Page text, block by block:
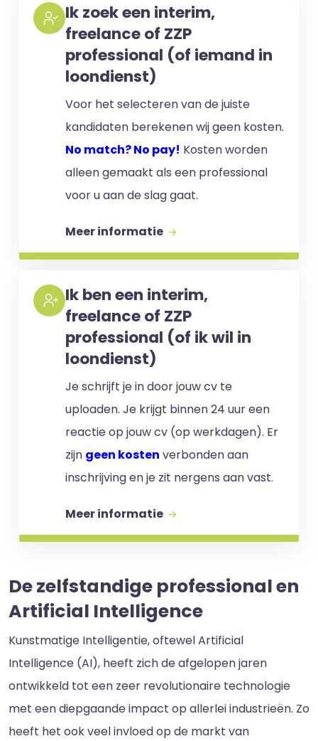
Ik zoek een interim,
freelance of ZZP
professional (of iemand in
loondienst)
Voor het selecteren van de juiste
kandidaten berekenen wij geen kosten.
No match? No pay! Kosten worden
alleen gemaakt als een professional
voor u aan de slag gaat.
Meer informatie
Ik ben een interim,
freelance of ZZP
professional (of ik wil in
loondienst)
Je schrijft je in door jouw cv te
uploaden. Je krijgt binnen 24 uur een
reactie op jouw cv (op werkdagen). Er
zijn geen kosten verbonden aan
inschrijving en je zit nergens aan vast.
Meer informatie
De zelfstandige professional en
Artificial Intelligence
Kunstmatige Intelligentie, oftewel Artificial
Intelligence (AI), heeft zich de afgelopen jaren
ontwikkeld tot een zeer revolutionaire technologie
met een diepgaande impact op allerlei industrieën. Zo
heeft het ook veel invloed op de markt van